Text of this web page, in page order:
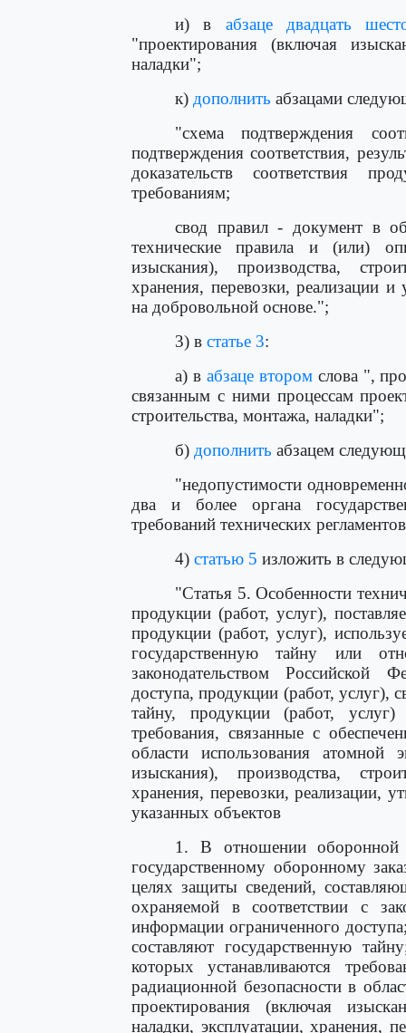
и) в абзаце двадцать
"проектирования (включая
наладки";
к) дополнить абзацами
"схема подтверждения
подтверждения соответствия,
доказательств соответствия
требованиям;
свод правил - документ в
технические правила и (или)
изыскания), производства,
хранения, перевозки, реализации
на добровольной основе.";
3) в статье 3:
а) в абзаце второмслова ",
связанным с ними процессам
строительства, монтажа, наладки";
б) дополнить абзацем
"недопустимости
два и более органа
требований технических
4) статью 5 изложить в
"Статья 5. Особенности
продукции (работ, услуг),
продукции (работ, услуг),
государственную тайну или
законодательством Российской
доступа, продукции (работ, услуг),
тайну, продукции (работ,
требования, связанные с
области использования атомной
изыскания), производства,
хранения, перевозки, реализации,
указанных объектов
1. В отношении оборонной
государственному оборонному
целях защиты сведений,
охраняемой в соответствии с
информации ограниченного
составляют государственную
которых устанавливаются
радиационной безопасности в
проектирования (включая
наладки, эксплуатации, хранения,